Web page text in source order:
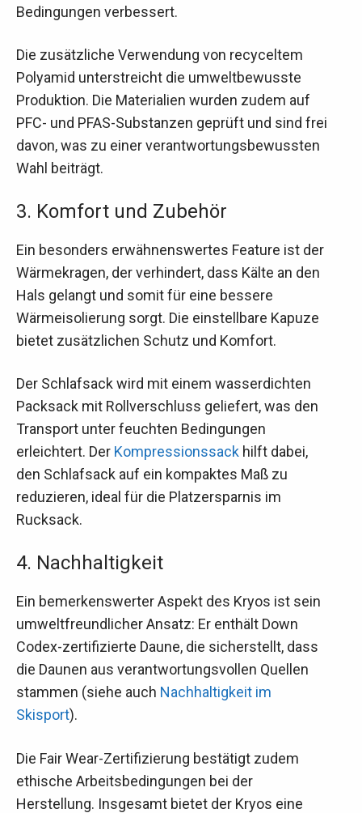
Bedingungen verbessert.
Die zusätzliche Verwendung von recyceltem
Polyamid unterstreicht die umweltbewusste
Produktion. Die Materialien wurden zudem auf
PFC- und PFAS-Substanzen geprüft und sind frei
davon, was zu einer verantwortungsbewussten
Wahl beiträgt.
3. Komfort und Zubehör
Ein besonders erwähnenswertes Feature ist der
Wärmekragen, der verhindert, dass Kälte an den
Hals gelangt und somit für eine bessere
Wärmeisolierung sorgt. Die einstellbare Kapuze
bietet zusätzlichen Schutz und Komfort.
Der Schlafsack wird mit einem wasserdichten
Packsack mit Rollverschluss geliefert, was den
Transport unter feuchten Bedingungen
erleichtert. Der Kompressionssack hilft dabei,
den Schlafsack auf ein kompaktes Maß zu
reduzieren, ideal für die Platzersparnis im
Rucksack.
4. Nachhaltigkeit
Ein bemerkenswerter Aspekt des Kryos ist sein
umweltfreundlicher Ansatz: Er enthält Down
Codex-zertifizierte Daune, die sicherstellt, dass
die Daunen aus verantwortungsvollen Quellen
stammen (siehe auch Nachhaltigkeit im
Skisport).
Die Fair Wear-Zertifizierung bestätigt zudem
ethische Arbeitsbedingungen bei der
Herstellung. Insgesamt bietet der Kryos eine